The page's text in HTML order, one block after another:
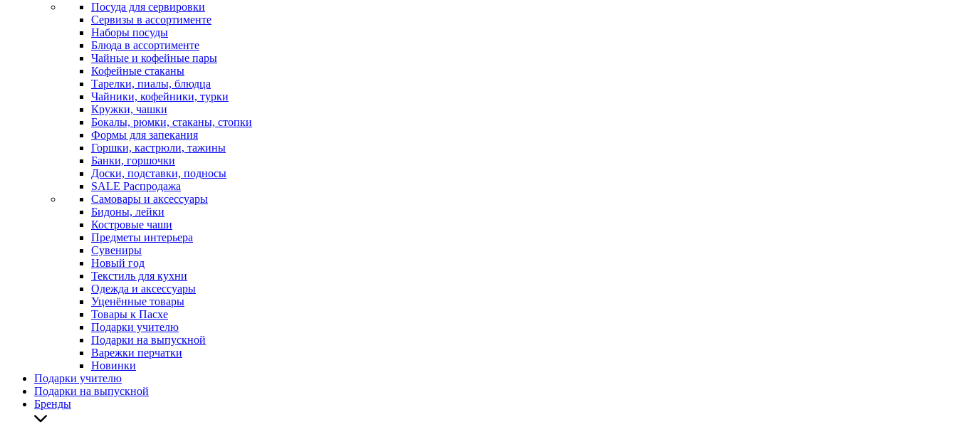
Посуда для сервировки
Сервизы в ассортименте
Наборы посуды
Блюда в ассортименте
Чайные и кофейные пары
Кофейные стаканы
Тарелки, пиалы, блюдца
Чайники, кофейники, турки
Кружки, чашки
Бокалы, рюмки, стаканы, стопки
Формы для запекания
Горшки, кастрюли, тажины
Банки, горшочки
Доски, подставки, подносы
SALE Распродажа
Самовары и аксессуары
Бидоны, лейки
Костровые чаши
Предметы интерьера
Сувениры
Новый год
Текстиль для кухни
Одежда и аксессуары
Уценённые товары
Товары к Пасхе
Подарки учителю
Подарки на выпускной
Варежки перчатки
Новинки
Подарки учителю
Подарки на выпускной
Бренды